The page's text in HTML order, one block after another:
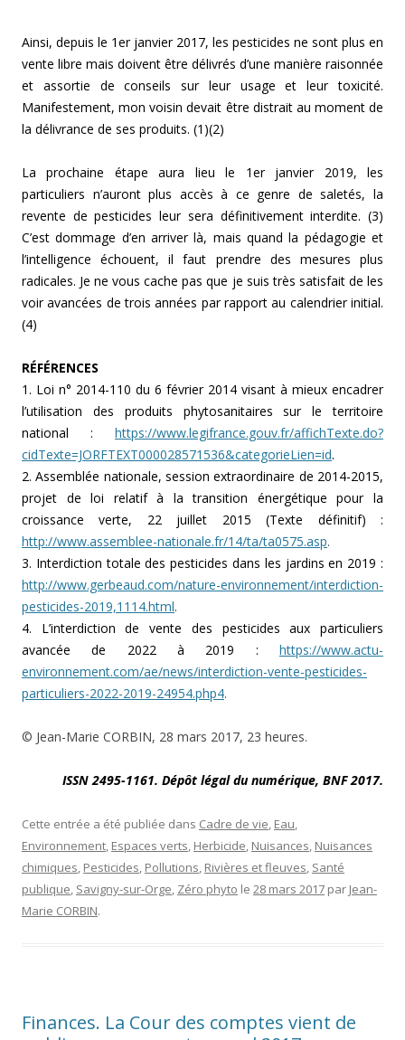
Ainsi, depuis le 1er janvier 2017, les pesticides ne sont plus en
vente libre mais doivent être délivrés d’une manière raisonnée
et assortie de conseils sur leur usage et leur toxicité.
Manifestement, mon voisin devait être distrait au moment de
la délivrance de ses produits. (1)(2)
La prochaine étape aura lieu le 1er janvier 2019, les
particuliers n’auront plus accès à ce genre de saletés, la
revente de pesticides leur sera définitivement interdite. (3)
C’est dommage d’en arriver là, mais quand la pédagogie et
l’intelligence échouent, il faut prendre des mesures plus
radicales. Je ne vous cache pas que je suis très satisfait de les
voir avancées de trois années par rapport au calendrier initial.
(4)
RÉFÉRENCES
1. Loi n° 2014-110 du 6 février 2014 visant à mieux encadrer
l’utilisation des produits phytosanitaires sur le territoire
national : https://www.legifrance.gouv.fr/affichTexte.do?
cidTexte=JORFTEXT000028571536&categorieLien=id.
2. Assemblée nationale, session extraordinaire de 2014-2015,
projet de loi relatif à la transition énergétique pour la
croissance verte, 22 juillet 2015 (Texte définitif) :
http://www.assemblee-nationale.fr/14/ta/ta0575.asp.
3. Interdiction totale des pesticides dans les jardins en 2019 :
http://www.gerbeaud.com/nature-environnement/interdiction-
pesticides-2019,1114.html.
4. L’interdiction de vente des pesticides aux particuliers
avancée de 2022 à 2019 :
https://www.actu-
environnement.com/ae/news/interdiction-vente-pesticides-
particuliers-2022-2019-24954.php4.
© Jean-Marie CORBIN, 28 mars 2017, 23 heures.
ISSN 2495-1161. Dépôt légal du numérique, BNF 2017.
Cette entrée a été publiée dans Cadre de vie, Eau,
Environnement, Espaces verts, Herbicide, Nuisances, Nuisances
chimiques, Pesticides, Pollutions, Rivières et fleuves, Santé
publique, Savigny-sur-Orge, Zéro phyto le 28 mars 2017 par Jean-
Marie CORBIN.
Finances. La Cour des comptes vient de